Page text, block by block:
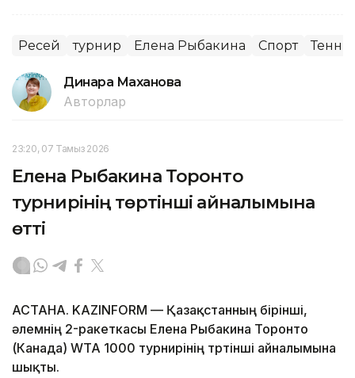
Ресей турнир Елена Рыбакина Спорт
Динара Маханова
Авторлар
23:20, 07 Тамыз 2026
Елена Рыбакина Торонто
турнирінің төртінші айналымына
өтті
АСТАНА. KAZINFORM — Қазақстанның бірінші,
әлемнің 2-ракеткасы Елена Рыбакина Торонто
(Канада) WTA 1000 турнирінің төртінші айналымына
шықты.